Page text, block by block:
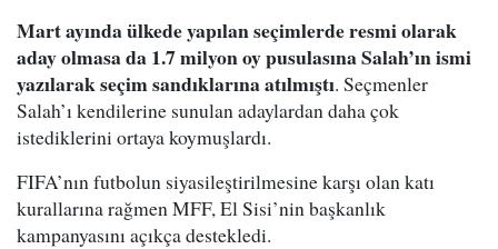
Mart ayında ülkede yapılan seçimlerde resmi olarak
aday olmasa da 1.7 milyon oy pusulasına Salah’ın ismi
yazılarak seçim sandıklarına atılmıştı. Seçmenler
Salah’ı kendilerine sunulan adaylardan daha çok
istediklerini ortaya koymuşlardı.
FIFA’nın futbolun siyasileştirilmesine karşı olan katı
kurallarına rağmen MFF, El Sisi’nin başkanlık
kampanyasını açıkça destekledi.